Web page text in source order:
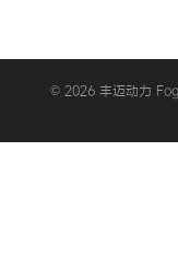
以上），仪表盘塑料外
倍，车身漆面褪色速度…
© 2026 丰迈动力